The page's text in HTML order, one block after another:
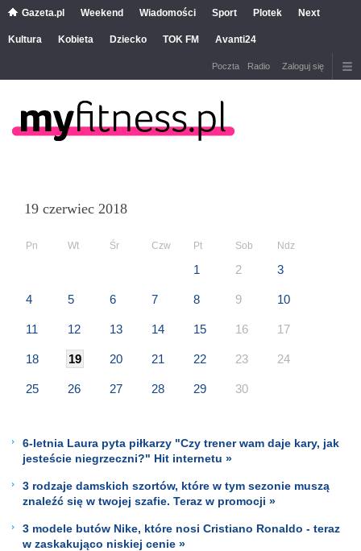
Gazeta.pl Weekend Wiadomości Sport Plotek Next
Kultura Kobieta Dziecko TOK FM Avanti24
Poczta Radio Zaloguj się
19 czerwiec 2018
Pn Wt Śr Czw Pt Sob Ndz
1 2 3
4 5 6 7 8 9 10
11 12 13 14 15 16 17
18 19 20 21 22 23 24
25 26 27 28 29 30
6-letnia Laura pyta piłkarzy "Czy trener wam daje kary, jak
jesteście niegrzeczni?" Hit internetu »
3 rodzaje damskich szortów, które w tym sezonie muszą
znaleźć się w twojej szafie. Teraz w promocji »
3 modele butów Nike, które nosi Cristiano Ronaldo - teraz
w zaskakująco niskiej cenie »